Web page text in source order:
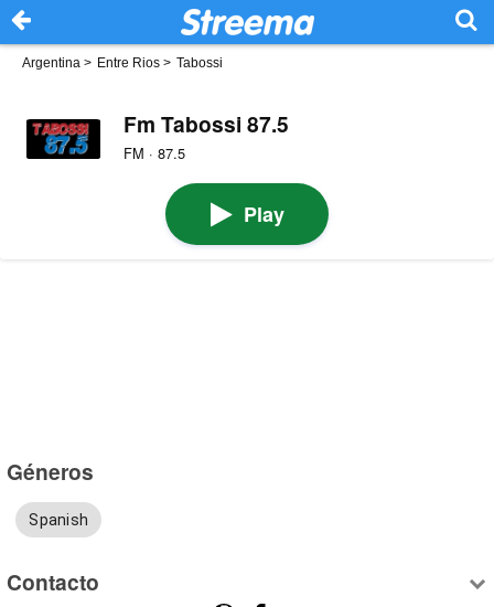
Argentina > Entre Rios > Tabossi
Fm Tabossi 87.5
FM · 87.5
Play
Géneros
Spanish
Contacto